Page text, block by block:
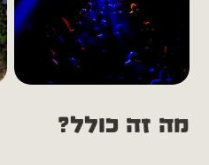
מה זה כולל?